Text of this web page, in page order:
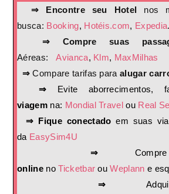
⇒ Encontre seu Hotel nos
busca: Booking, Hotéis.com, Expedia.
⇒ Compre suas
Aéreas:
Avianca, Klm, MaxMilhas
⇒ Compare tarifas paraalugar
⇒ Evite
viagemna: Mondial Travel ou Real
⇒ Fique conectado em suas
da EasySim4U
⇒
onlinenoTicketbar ouWeplann e
⇒